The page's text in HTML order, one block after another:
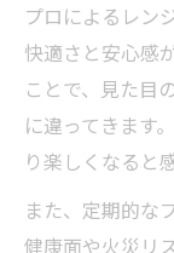
プロによるレン
快適さと安心感
ことで、見た目
に違ってきます
り楽しくなると
また、定期的な
健康面や火災リ